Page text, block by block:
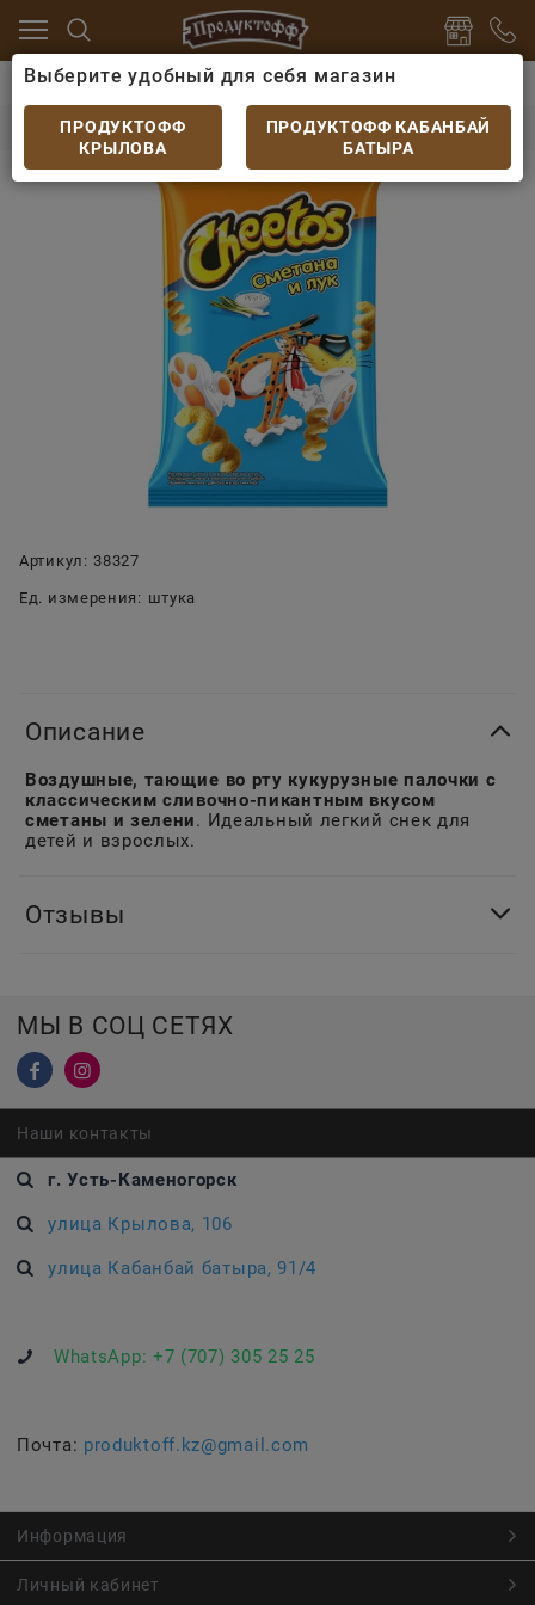
Чипсы, сухарики
Чипсы Cheetos Сметана и лук
Чипсы Cheetos Сметана и лук 50гр
Артикул: 38327
Ед. измерения: штука
Описание
Воздушные, тающие во рту кукурузные палочки с
классическим сливочно-пикантным вкусом
сметаны и зелени. Идеальный легкий снек для
детей и взрослых.
Отзывы
МЫ В СОЦ СЕТЯХ
Наши контакты
г. Усть-Каменогорск
улица Крылова, 106
улица Кабанбай батыра, 91/4
WhatsApp: +7 (707) 305 25 25
Почта: produktoff.kz@gmail.com
Информация
Личный кабинет
Выберите удобный для себя магазин
ПРОДУКТОФФ
КРЫЛОВА
ПРОДУКТОФФ КАБАНБАЙ
БАТЫРА